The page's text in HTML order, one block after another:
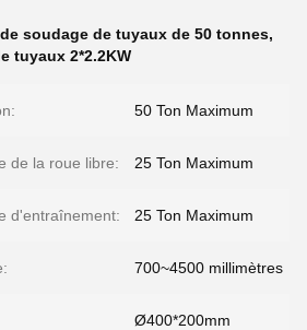
soudage de tuyaux de 50 tonnes,
tuyaux 2*2.2KW
50 Ton Maximum
de la roue libre: 25 Ton Maximum
d'entraînement: 25 Ton Maximum
700~4500 millimètres
Ø400*200mm